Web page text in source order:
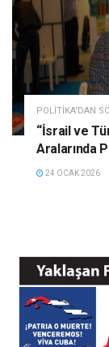
POLITIKA'DAN
“İsrail ve
Aralarında
24 OCAK 2026